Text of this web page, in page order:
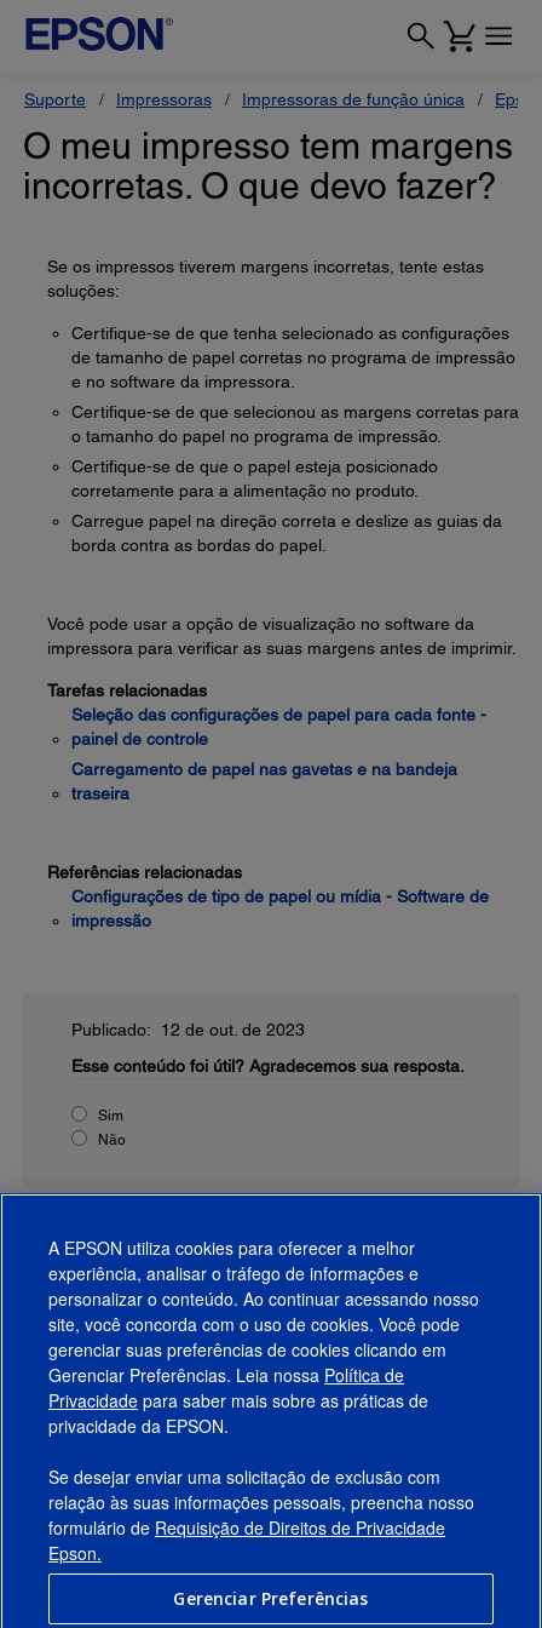
Suporte Impressoras Impressoras de função única
O meu impresso tem margens
incorretas. O que devo fazer?
Se os impressos tiverem margens incorretas, tente estas
soluções:
Certifique-se de que tenha selecionado as configurações
de tamanho de papel corretas no programa de impressão
e no software da impressora.
Certifique-se de que selecionou as margens corretas para
o tamanho do papel no programa de impressão.
Certifique-se de que o papel esteja posicionado
corretamente para a alimentação no produto.
Carregue papel na direção correta e deslize as guias da
borda contra as bordas do papel.
Você pode usar a opção de visualização no software da
impressora para verificar as suas margens antes de imprimir.
Tarefas relacionadas
Seleção das configurações de papel para cada fonte -
painel de controle
Carregamento de papel nas gavetas e na bandeja
traseira
Referências relacionadas
Configurações de tipo de papel ou mídia - Software de
impressão
Publicado: 12 de out. de 2023
Esse conteúdo foi útil? Agradecemos sua resposta.
Sim
Não
Produtos
Suporte
Links Sugeridos
Empresa
Conecte-se com a Epson
A EPSON utiliza cookies para oferecer a melhor
experiência, analisar o tráfego de informações e
personalizar o conteúdo. Ao continuar acessando nosso
site, você concorda com o uso de cookies. Você pode
gerenciar suas preferências de cookies clicando em
Gerenciar Preferências. Leia nossa Política de
Privacidade para saber mais sobre as práticas de
privacidade da EPSON.
Se desejar enviar uma solicitação de exclusão com
relação às suas informações pessoais, preencha nosso
formulário de Requisição de Direitos de Privacidade
Epson.
Gerenciar Preferências